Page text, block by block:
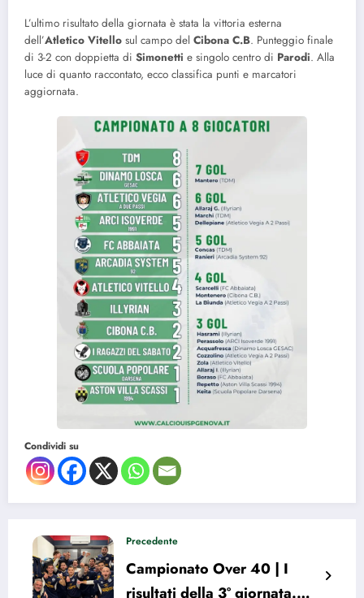
L’ultimo risultato della giornata è stata la vittoria esterna
dell’Atletico Vitello sul campo del Cibona C.B. Punteggio finale
di 3-2 con doppietta di Simonetti e singolo centro di Parodi. Alla
luce di quanto raccontato, ecco classifica punti e marcatori
aggiornata.
Condividi su
Precedente
Campionato Over 40 | I
risultati della 3° giornata.